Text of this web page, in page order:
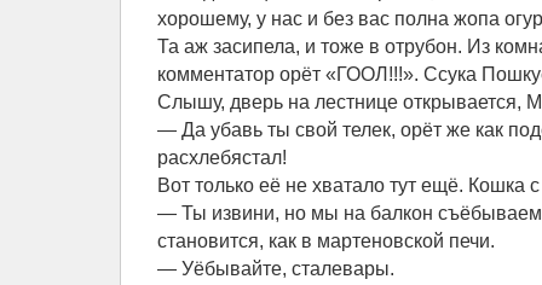
хорошему, у нас и без вас полна жопа
Та аж засипела, и тоже в отрубон. Из
комментатор орёт «ГООЛ!!!». Ссука
Слышу, дверь на лестнице открывается,
— Да убавь ты свой телек, орёт же как
расхлебястал!
Вот только её не хватало тут ещё. Кошка
— Ты извини, но мы на балкон
становится, как в мартеновской печи.
— Уёбывайте, сталевары.